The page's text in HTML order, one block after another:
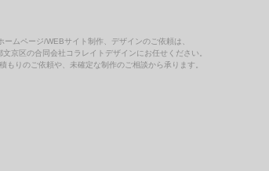
ームページ/WEBサイト制作、デザインのご依頼は、
文京区の合同会社コラレイトデザインにお任せください。
もりのご依頼や、未確定な制作のご相談から承ります。